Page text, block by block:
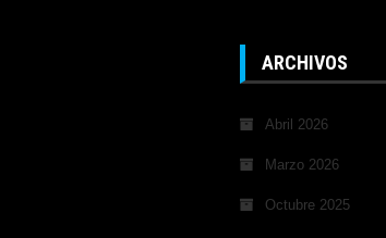
ARCHIVOS
Abril 2026
Marzo 2026
Octubre 2025